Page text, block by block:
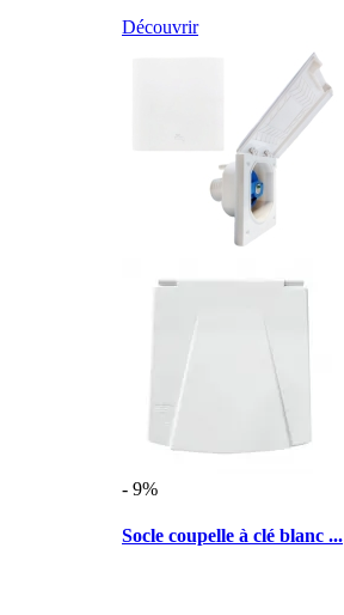
Découvrir
- 9%
Socle coupelle à clé blanc ...